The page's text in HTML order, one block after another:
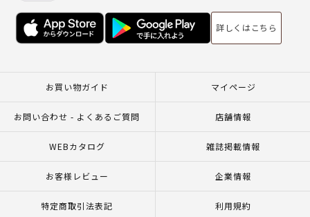
詳しくはこちら
お買い物ガイド マイページ
お問い合わせ - よくあるご質問 店舗情報
WEBカタログ 雑誌掲載情報
お客様レビュー 企業情報
特定商取引法表記 利用規約